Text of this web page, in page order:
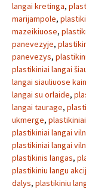
langai kretinga,
marijampole,
mazeikiuose,
panevezyje,
panevezys,
plastikiniai langai
langai siauliuose
langai su orlaide,
langai taurage,
ukmerge,
plastikiniai langai
plastikiniai langai
plastikinis langas,
plastikiniu langu
dalys, plastikiniu